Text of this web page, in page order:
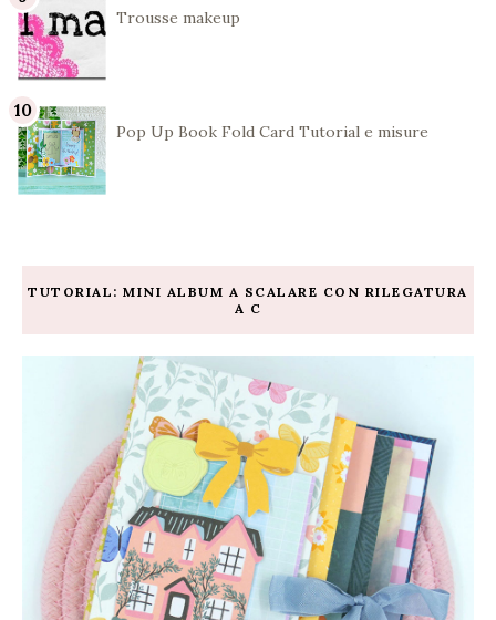
Trousse makeup
Pop Up Book Fold Card Tutorial e misure
TUTORIAL: MINI ALBUM A SCALARE CON RILEGATURA
A C